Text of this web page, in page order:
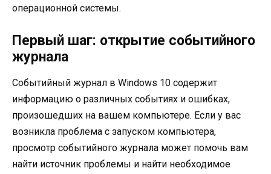
операционной системы.
Первый шаг: открытие событийного
журнала
Событийный журнал в Windows 10 содержит
информацию о различных событиях и ошибках,
произошедших на вашем компьютере. Если у вас
возникла проблема с запуском компьютера,
просмотр событийного журнала может помочь вам
найти источник проблемы и найти необходимое